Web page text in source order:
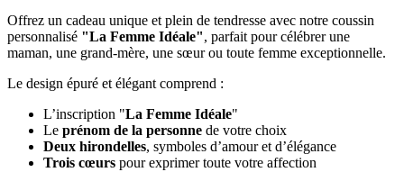
Offrez un cadeau unique et plein de tendresse avec notre coussin
personnalisé "La Femme Idéale", parfait pour célébrer une
maman, une grand-mère, une sœur ou toute femme exceptionnelle.
Le design épuré et élégant comprend :
L’inscription "La Femme Idéale"
Le prénom de la personne de votre choix
Deux hirondelles, symboles d’amour et d’élégance
Trois cœurs pour exprimer toute votre affection